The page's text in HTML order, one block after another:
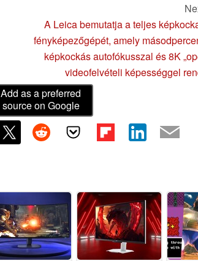
A Leica bemutatja a teljes
fényképezőgépét, amely
képkockás autofókusszal és 8K
videofelvételi képességgel
Add as a preferred
source on Google